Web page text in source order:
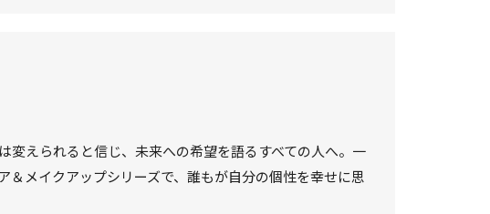
えられると信じ、未来への希望を語るすべての人へ。一
メイクアップシリーズで、誰もが自分の個性を幸せに思